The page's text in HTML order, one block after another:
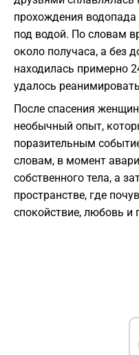
прохождения водопада
под водой. По словам
около получаса, а без
находилась примерно
удалось
После спасения
необычный опыт,
поразительным
словам, в момент
собственного тела, а
пространстве, где
спокойствие, любовь и